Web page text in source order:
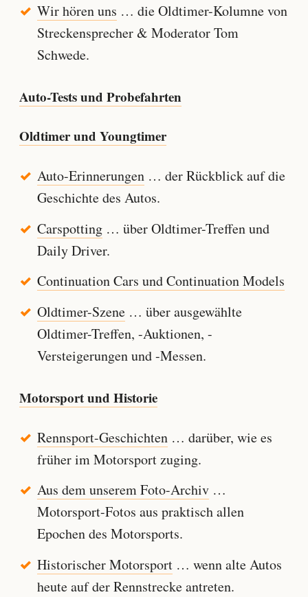
Wir hören uns … die Oldtimer-Kolumne von
Streckensprecher & Moderator Tom
Schwede.
Auto-Tests und Probefahrten
Oldtimer und Youngtimer
Auto-Erinnerungen… der Rückblick auf die
Geschichte des Autos.
Carspotting… über Oldtimer-Treffen und
Daily Driver.
Continuation Cars und Continuation Models
Oldtimer-Szene… über ausgewählte
Oldtimer-Treffen, -Auktionen, -
Versteigerungen und -Messen.
Motorsport und Historie
Rennsport-Geschichten… darüber, wie es
früher im Motorsport zuging.
Aus dem unserem Foto-Archiv…
Motorsport-Fotos aus praktisch allen
Epochen des Motorsports.
Historischer Motorsport… wenn alte Autos
heute auf der Rennstrecke antreten.